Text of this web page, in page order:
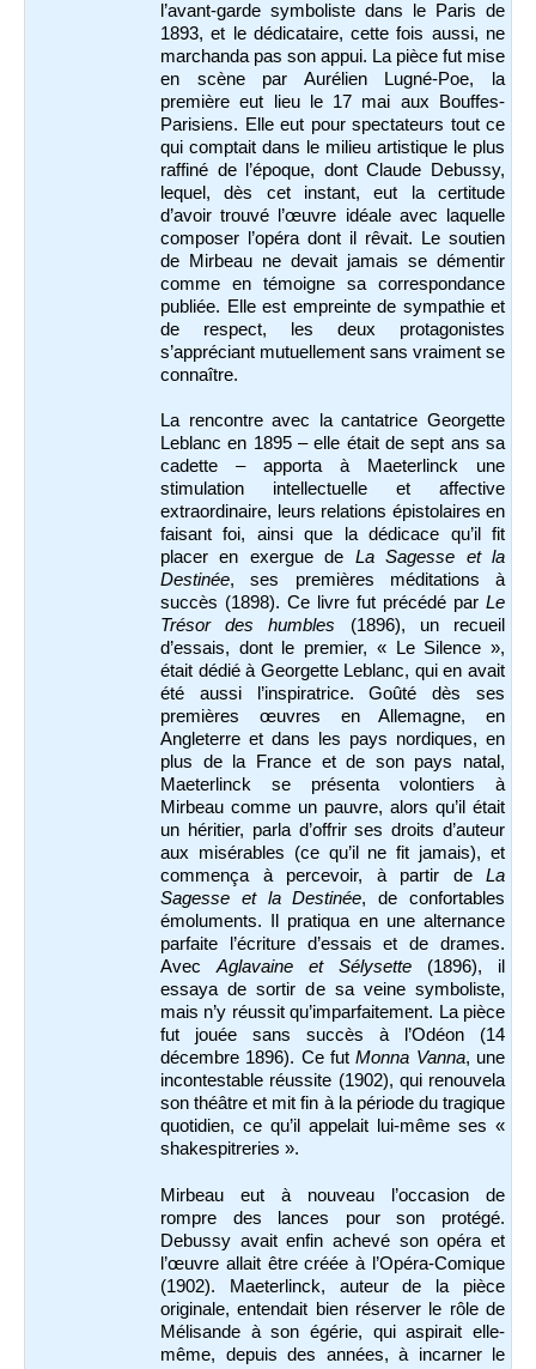
l’avant-garde symboliste dans le Paris de
1893, et le dédicataire, cette fois aussi, ne
marchanda pas son appui. La pièce fut mise
en scène par Aurélien Lugné-Poe, la
première eut lieu le 17 mai aux Bouffes-
Parisiens. Elle eut pour spectateurs tout ce
qui comptait dans le milieu artistique le plus
raffiné de l’époque, dont Claude Debussy,
lequel, dès cet instant, eut la certitude
d’avoir trouvé l’œuvre idéale avec laquelle
composer l’opéra dont il rêvait. Le soutien
de Mirbeau ne devait jamais se démentir
comme en témoigne sa correspondance
publiée. Elle est empreinte de sympathie et
de respect, les deux protagonistes
s’appréciant mutuellement sans vraiment se
connaître.
La rencontre avec la cantatrice Georgette
Leblanc en 1895 – elle était de sept ans sa
cadette – apporta à Maeterlinck une
stimulation intellectuelle et affective
extraordinaire, leurs relations épistolaires en
faisant foi, ainsi que la dédicace qu’il fit
placer en exergue de La Sagesse et la
Destinée, ses premières méditations à
succès (1898). Ce livre fut précédé par Le
Trésor des humbles (1896), un recueil
d’essais, dont le premier, « Le Silence »,
était dédié à Georgette Leblanc, qui en avait
été aussi l’inspiratrice. Goûté dès ses
premières œuvres en Allemagne, en
Angleterre et dans les pays nordiques, en
plus de la France et de son pays natal,
Maeterlinck se présenta volontiers à
Mirbeau comme un pauvre, alors qu’il était
un héritier, parla d’offrir ses droits d’auteur
aux misérables (ce qu’il ne fit jamais), et
commença à percevoir, à partir de La
Sagesse et la Destinée, de confortables
émoluments. Il pratiqua en une alternance
parfaite l’écriture d’essais et de drames.
AvecAglavaine et Sélysette (1896), il
essaya de sortir de sa veine symboliste,
mais n’y réussit qu’imparfaitement. La pièce
fut jouée sans succès à l’Odéon (14
décembre 1896). Ce futMonna Vanna, une
incontestable réussite (1902), qui renouvela
son théâtre et mit fin à la période du tragique
quotidien, ce qu’il appelait lui-même ses «
shakespitreries ».
Mirbeau eut à nouveau l’occasion de
rompre des lances pour son protégé.
Debussy avait enfin achevé son opéra et
l’œuvre allait être créée à l’Opéra-Comique
(1902). Maeterlinck, auteur de la pièce
originale, entendait bien réserver le rôle de
Mélisande à son égérie, qui aspirait elle-
même, depuis des années, à incarner le